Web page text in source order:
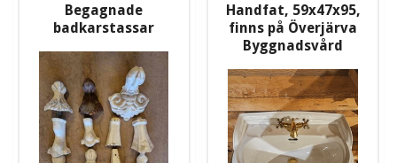
Begagnade
badkarstassar
Handfat, 59x47x95,
finns på Överjärva
Byggnadsvård